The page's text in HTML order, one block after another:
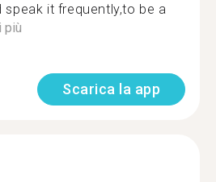
speak it frequently,to be a
più
Scarica la app